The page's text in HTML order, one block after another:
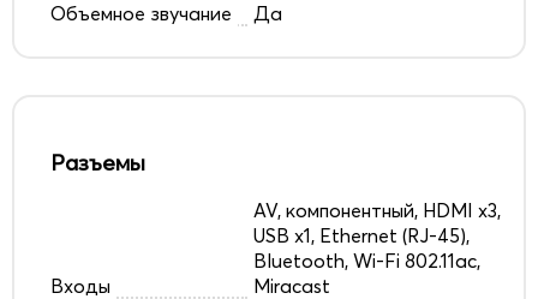
Объемное звучание
Да
Разъемы
Входы
AV, компонентный, HDMI x3,
USB x1, Ethernet (RJ-45),
Bluetooth, Wi-Fi 802.11ac,
Miracast